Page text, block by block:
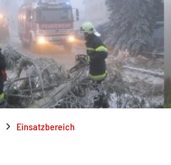
Einsatzbereich